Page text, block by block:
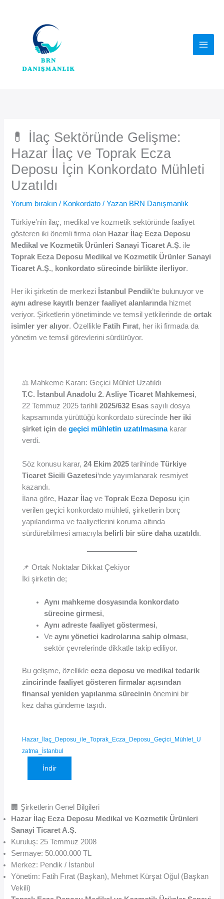
💊 İlaç Sektöründe Gelişme:
Hazar İlaç ve Toprak Ecza
Deposu İçin Konkordato Mühleti
Uzatıldı
Yorum bırakın / Konkordato / Yazan BRN Danışmanlık
Türkiye’nin ilaç, medikal ve kozmetik sektöründe faaliyet
gösteren iki önemli firma olan Hazar İlaç Ecza Deposu
Medikal ve Kozmetik Ürünleri Sanayi Ticaret A.Ş. ile
Toprak Ecza Deposu Medikal ve Kozmetik Ürünler Sanayi
Ticaret A.Ş., konkordato sürecinde birlikte ilerliyor.
Her iki şirketin de merkezi İstanbul Pendik’te bulunuyor ve
aynı adrese kayıtlı benzer faaliyet alanlarındahizmet
veriyor. Şirketlerin yönetiminde ve temsil yetkilerinde deortak
isimler yer alıyor. Özellikle Fatih Fırat, her iki firmada da
yönetim ve temsil görevlerini sürdürüyor.
⚖️ Mahkeme Kararı: Geçici Mühlet Uzatıldı
T.C. İstanbul Anadolu 2. Asliye Ticaret Mahkemesi,
22 Temmuz 2025 tarihli2025/632 Esas sayılı dosya
kapsamında yürüttüğü konkordato sürecinde her iki
şirket için degeçici mühletin uzatılmasına karar
verdi.
Söz konusu karar,24 Ekim 2025 tarihindeTürkiye
Ticaret Sicili Gazetesi‘nde yayımlanarak resmiyet
kazandı.
İlana göre, Hazar İlaç veToprak Ecza Deposu için
verilen geçici konkordato mühleti, şirketlerin borç
yapılandırma ve faaliyetlerini koruma altında
sürdürebilmesi amacıyla belirli bir süre daha uzatıldı.
📌 Ortak Noktalar Dikkat Çekiyor
İki şirketin de;
Aynı mahkeme dosyasında konkordato
sürecine girmesi,
Aynı adreste faaliyet göstermesi,
Veaynı yönetici kadrolarına sahip olması,
sektör çevrelerinde dikkatle takip ediliyor.
Bu gelişme, özellikleecza deposu ve medikal tedarik
zincirinde faaliyet gösteren firmalar açısından
finansal yeniden yapılanma sürecinin önemini bir
kez daha gündeme taşıdı.
Hazar_İlaç_Deposu_ile_Toprak_Ecza_Deposu_Geçici_Mühlet_U
zatma_İstanbul
İndir
🏢 Şirketlerin Genel Bilgileri
Hazar İlaç Ecza Deposu Medikal ve Kozmetik Ürünleri
Sanayi Ticaret A.Ş.
Kuruluş: 25 Temmuz 2008
Sermaye: 50.000.000 TL
Merkez: Pendik / İstanbul
Yönetim: Fatih Fırat (Başkan), Mehmet Kürşat Oğul (Başkan
Vekili)